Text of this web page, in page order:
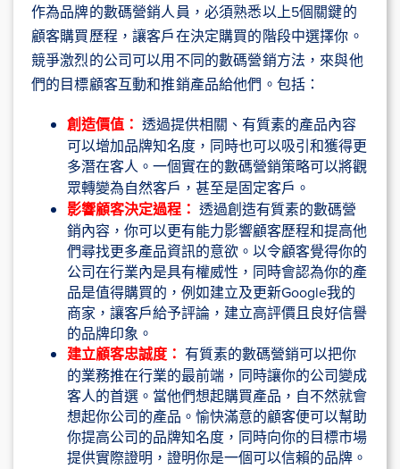
作為品牌的數碼營銷人員，必須熟悉以上5個關鍵的
顧客購買歷程，讓客戶在決定購買的階段中選擇你。
競爭激烈的公司可以用不同的數碼營銷方法，來與他
們的目標顧客互動和推銷產品給他們。包括：
創造價值： 透過提供相關、有質素的產品內容
可以增加品牌知名度，同時也可以吸引和獲得更
多潛在客人。 一個實在的數碼營銷策略可以將觀
眾轉變為自然客戶，甚至是固定客戶。
影響顧客決定過程： 透過創造有質素的數碼營
銷內容，你可以更有能力影響顧客歷程和提高他
們尋找更多產品資訊的意欲。以令顧客覺得你的
公司在行業內是具有權威性，同時會認為你的產
品是值得購買的，例如建立及更新Google我的
商家，讓客戶給予評論，建立高評價且良好信譽
的品牌印象。
建立顧客忠誠度： 有質素的數碼營銷可以把你
的業務推在行業的最前端，同時讓你的公司變成
客人的首選。當他們想起購買產品，自不然就會
想起你公司的產品。愉快滿意的顧客便可以幫助
你提高公司的品牌知名度，同時向你的目標市場
提供實際證明，證明你是一個可以信賴的品牌。